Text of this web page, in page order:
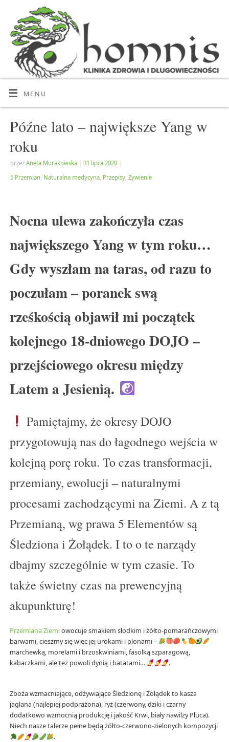
MENU
Późne lato – największe Yang w
roku
przez Aneta Murakowska 31 lipca 2020
5 Przemian, Naturalna medycyna, Przepisy, Żywienie
Nocna ulewa zakończyła czas
największego Yang w tym roku…
Gdy wyszłam na taras, od razu to
poczułam – poranek swą
rześkością objawił mi początek
kolejnego 18-dniowego DOJO –
przejściowego okresu między
Latem a Jesienią.
Pamiętajmy, że okresy DOJO
przygotowują nas do łagodnego wejścia w
kolejną porę roku. To czas transformacji,
przemiany, ewolucji – naturalnymi
procesami zachodzącymi na Ziemi. A z tą
Przemianą, wg prawa 5 Elementów są
Śledziona i Żołądek. I to o te narządy
dbajmy szczególnie w tym czasie. To
także świetny czas na prewencyjną
akupunkturę!
Przemiana Ziemiowocuje smakiem słodkim i żółto-pomarańczowymi
barwami, cieszmy się więc jej urokami i plonami –
marchewką, morelami i brzoskwiniami, fasolką szparagową,
kabaczkami, ale też powoli dynią i batatami…
.
Zboża wzmacniające, odżywiające Śledzionę i Żołądek to kasza
jaglana (najlepiej podprażona), ryż (czerwony, dziki i czarny
dodatkowo wzmocnią produkcję i jakość Krwi, biały nawilży Płuca).
Niech nasze talerze pełne będą żółto-czerwono-zielonych kompozycji
.